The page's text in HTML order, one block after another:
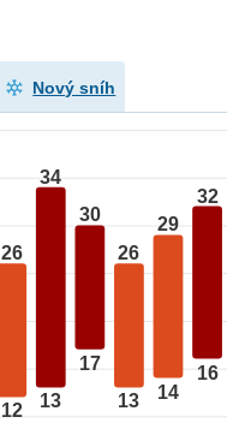
Nový sníh
26
12
34
13
30
17
26
13
29
14
32
16